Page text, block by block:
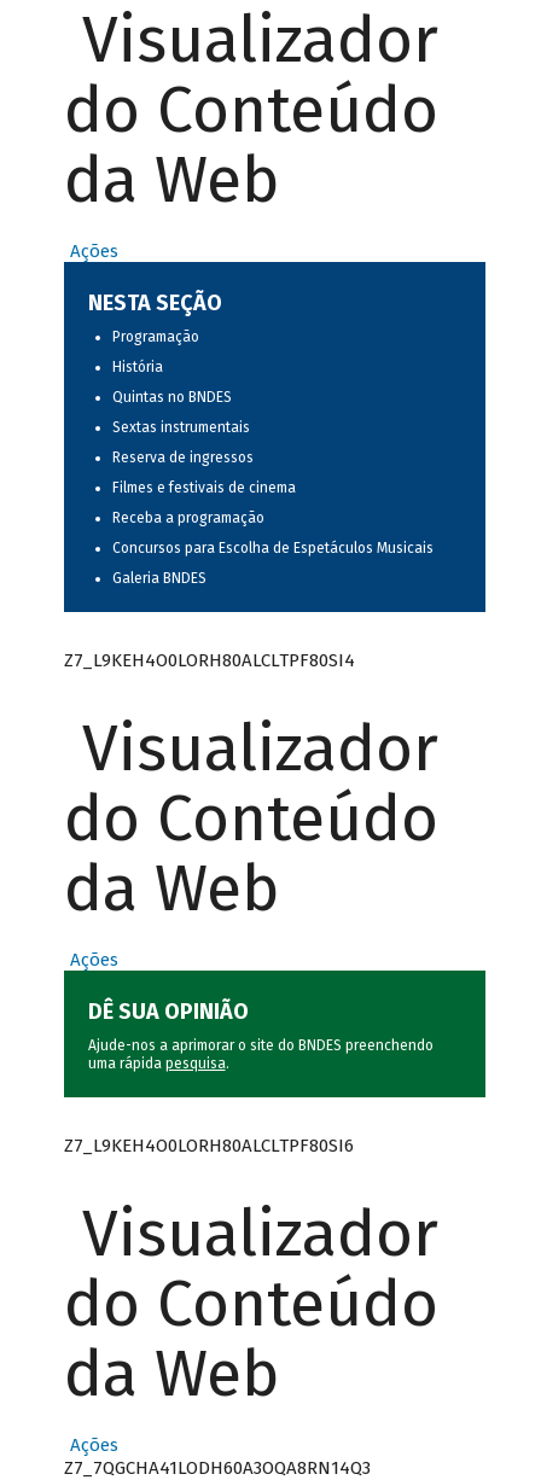
Visualizador
do Conteúdo
da Web
Ações
NESTA SEÇÃO
Programação
História
Quintas no BNDES
Sextas instrumentais
Reserva de ingressos
Filmes e festivais de cinema
Receba a programação
Concursos para Escolha de Espetáculos Musicais
Galeria BNDES
Z7_L9KEH4O0LORH80ALCLTPF80SI4
Visualizador
do Conteúdo
da Web
Ações
DÊ SUA OPINIÃO
Ajude-nos a aprimorar o site do BNDES preenchendo
uma rápida pesquisa.
Z7_L9KEH4O0LORH80ALCLTPF80SI6
Visualizador
do Conteúdo
da Web
Ações
Z7_7QGCHA41LODH60A3OQA8RN14Q3